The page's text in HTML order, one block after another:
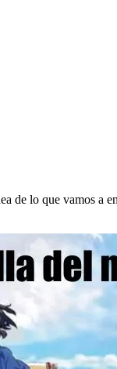
lo que vamos a